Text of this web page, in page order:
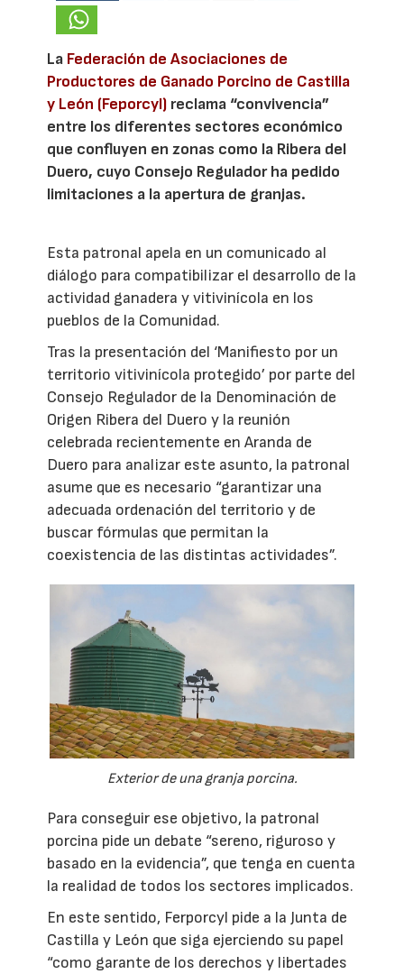
La Federación de Asociaciones de
Productores de Ganado Porcino de Castilla
y León (Feporcyl) reclama “convivencia”
entre los diferentes sectores económico
que confluyen en zonas como la Ribera del
Duero, cuyo Consejo Regulador ha pedido
limitaciones a la apertura de granjas.
Esta patronal apela en un comunicado al
diálogo para compatibilizar el desarrollo de la
actividad ganadera y vitivinícola en los
pueblos de la Comunidad.
Tras la presentación del ‘Manifiesto por un
territorio vitivinícola protegido’ por parte del
Consejo Regulador de la Denominación de
Origen Ribera del Duero y la reunión
celebrada recientemente en Aranda de
Duero para analizar este asunto, la patronal
asume que es necesario “garantizar una
adecuada ordenación del territorio y de
buscar fórmulas que permitan la
coexistencia de las distintas actividades”.
Exterior de una granja porcina.
Para conseguir ese objetivo, la patronal
porcina pide un debate “sereno, riguroso y
basado en la evidencia”, que tenga en cuenta
la realidad de todos los sectores implicados.
En este sentido, Ferporcyl pide a la Junta de
Castilla y León que siga ejerciendo su papel
“como garante de los derechos y libertades